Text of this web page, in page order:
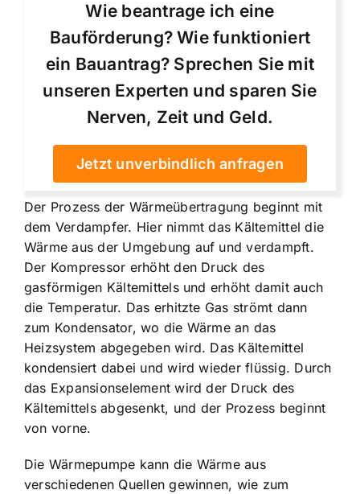
Wie beantrage ich eine
Bauförderung? Wie funktioniert
ein Bauantrag? Sprechen Sie mit
unseren Experten und sparen Sie
Nerven, Zeit und Geld.
Jetzt unverbindlich anfragen
Der Prozess der Wärmeübertragung beginnt mit
dem Verdampfer. Hier nimmt das Kältemittel die
Wärme aus der Umgebung auf und verdampft.
Der Kompressor erhöht den Druck des
gasförmigen Kältemittels und erhöht damit auch
die Temperatur. Das erhitzte Gas strömt dann
zum Kondensator, wo die Wärme an das
Heizsystem abgegeben wird. Das Kältemittel
kondensiert dabei und wird wieder flüssig. Durch
das Expansionselement wird der Druck des
Kältemittels abgesenkt, und der Prozess beginnt
von vorne.
Die Wärmepumpe kann die Wärme aus
verschiedenen Quellen gewinnen, wie zum